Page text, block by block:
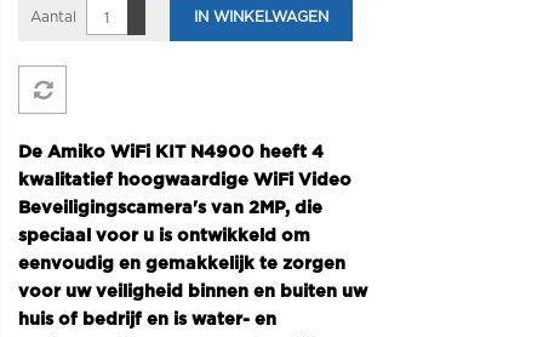
Aantal IN WINKELWAGEN
De Amiko WiFi KIT N4900 heeft 4
kwalitatief hoogwaardige WiFi Video
Beveiligingscamera's van 2MP, die
speciaal voor u is ontwikkeld om
eenvoudig en gemakkelijk te zorgen
voor uw veiligheid binnen en buiten uw
huis of bedrijf en is water- en